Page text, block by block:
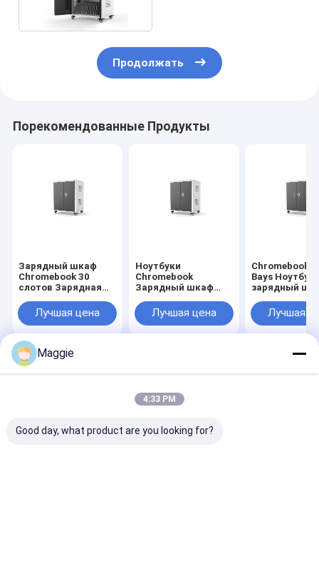
Продолжать
Порекомендованные Продукты
Зарядный шкаф
Chromebook 30
слотов Зарядная
качеством
Лучшая цена
Ноутбуки
Chromebook
Зарядный шкаф
зарядки на 30
слотов
Лучшая цена
Chromebooks
Bays Ноутбук
зарядный
качеством
Лучшая
страница
сайта
данные
Site
Карта сайта
Privacy Policy
Co., Ltd.. All Rights Reserved.
Maggie
4:33 PM
Good day, what product are you looking for?